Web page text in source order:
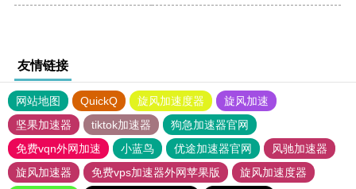
友情链接
网站地图 QuickQ 旋风加速度器
旋风加速
坚果加速器
tiktok加速器
狗急加速器官网
免费vqn外网加速
小蓝鸟 优途加速器官网
风驰加速器
旋风加速器
免费vps加速器外网苹果版
旋风加速度器